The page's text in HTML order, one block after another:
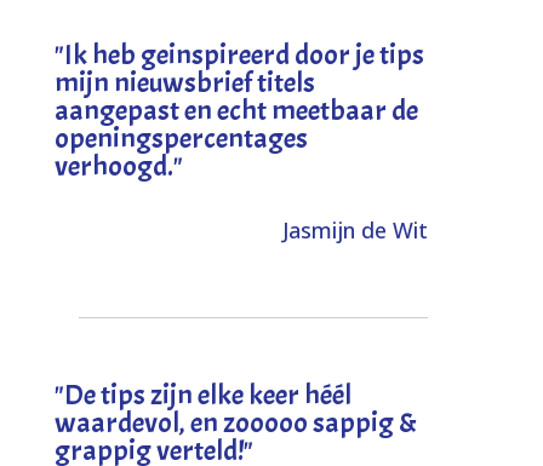
"Ik heb geinspireerd door je tips
mijn nieuwsbrief titels
aangepast en echt meetbaar de
openingspercentages
verhoogd."
Jasmijn de Wit
"De tips zijn elke keer héél
waardevol, en zooooo sappig &
grappig verteld!"